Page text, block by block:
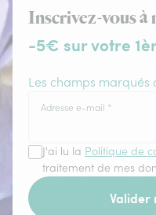
Inscrivez-vous
-5€ sur votre
Les champs
Adresse e-mail *
J'ai lu la Politique de
traitement de mes
Valider